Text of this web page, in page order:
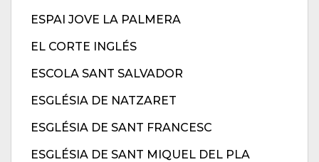
ESPAI JOVE LA PALMERA
EL CORTE INGLÉS
ESCOLA SANT SALVADOR
ESGLÉSIA DE NATZARET
ESGLÉSIA DE SANT FRANCESC
ESGLÉSIA DE SANT MIQUEL DEL PLA